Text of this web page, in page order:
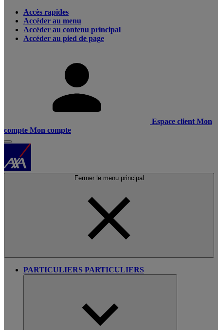
Accès rapides
Accéder au menu
Accéder au contenu principal
Accéder au pied de page
Espace client Mon
compte Mon compte
Fermer le menu principal
PARTICULIERS PARTICULIERS